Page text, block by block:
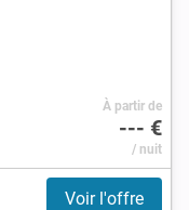
À partir de
--- €
/ nuit
Voir l'offre